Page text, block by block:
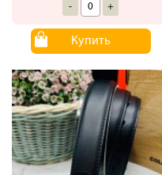
- +
Купить